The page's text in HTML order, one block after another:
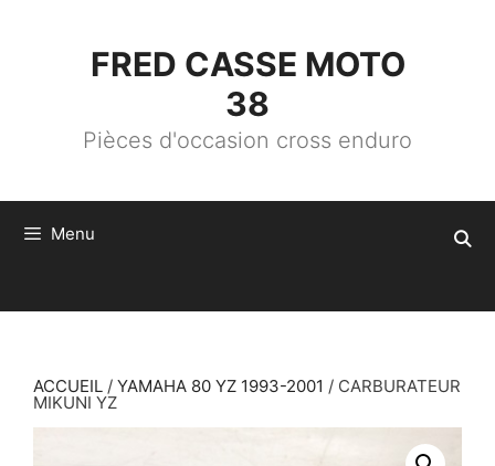
FRED CASSE MOTO
38
Pièces d'occasion cross enduro
Menu
ACCUEIL / YAMAHA 80 YZ 1993-2001 / CARBURATEUR
MIKUNI YZ